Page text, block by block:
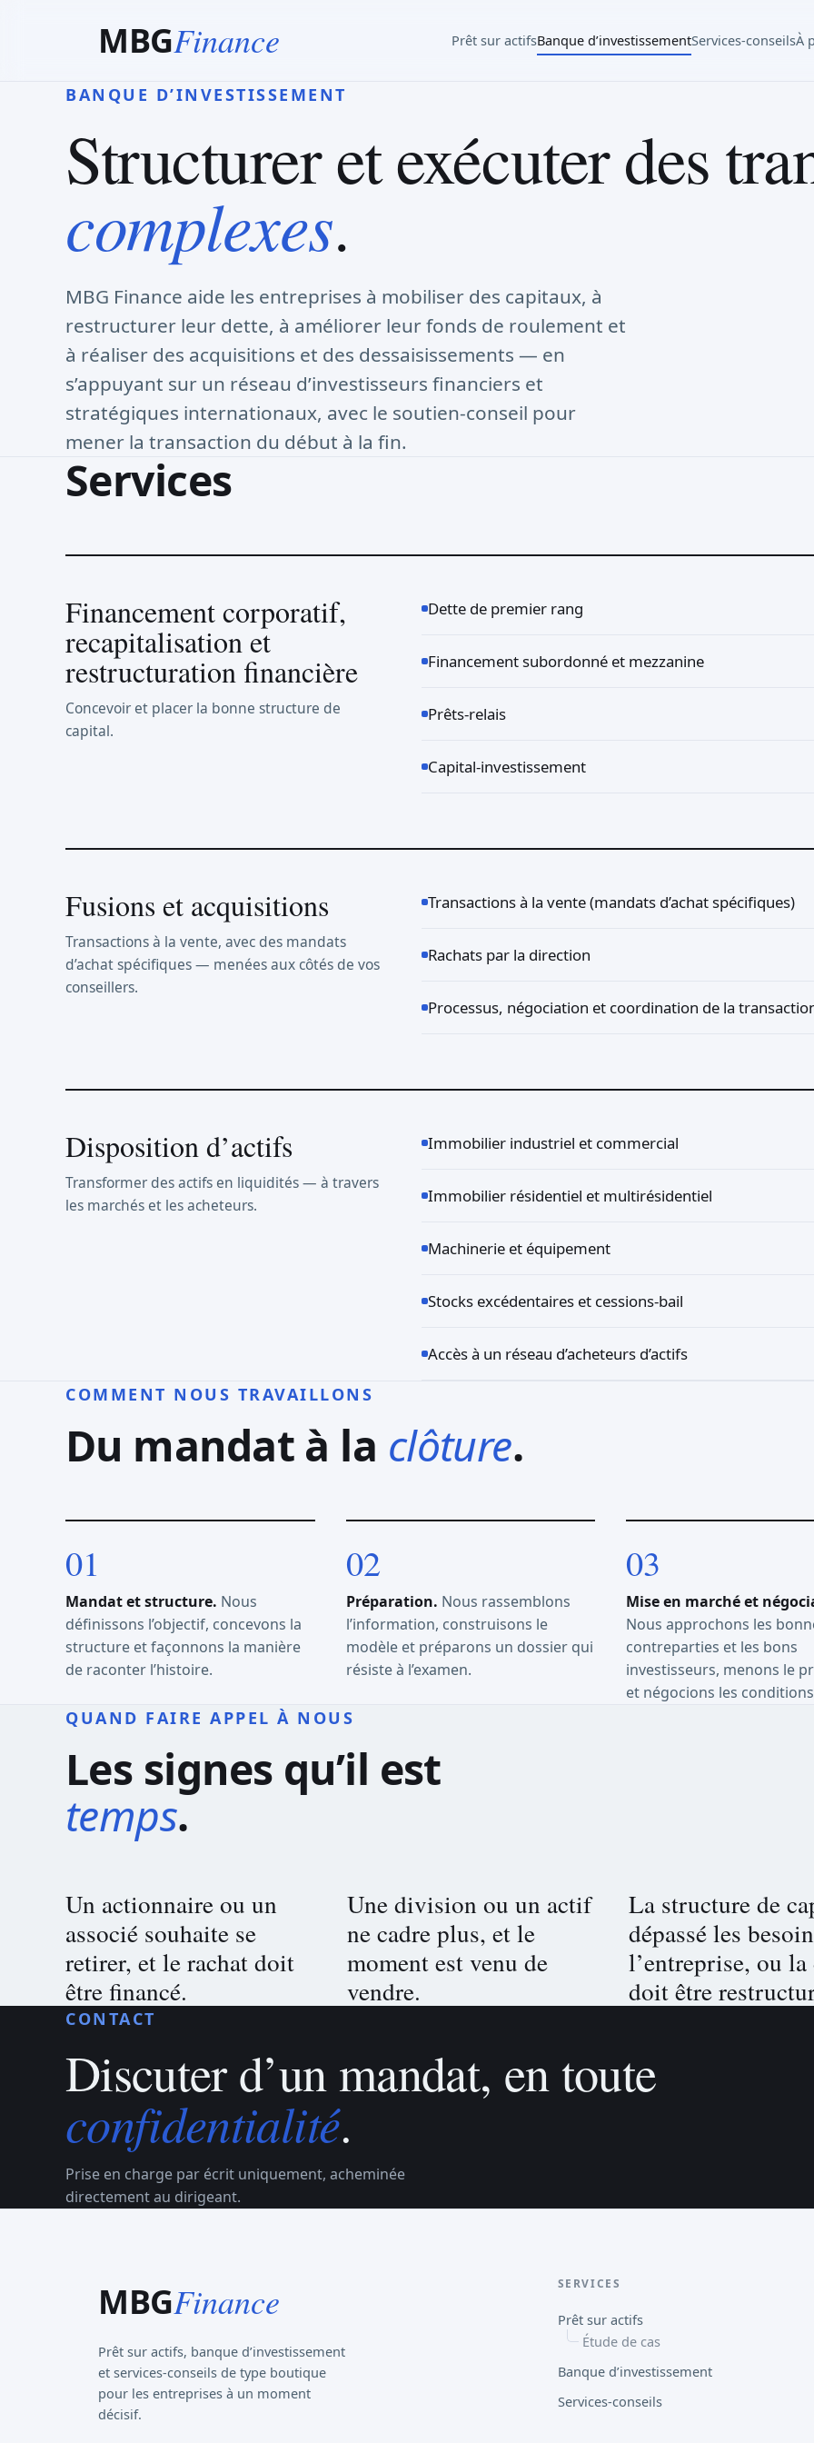
MBGFinance Prêt sur actifsBanque d’investissementServices-conseilsÀ
BANQUE D’INVESTISSEMENT
Structurer et exécuter des
complexes.
MBG Finance aide les entreprises à mobiliser des capitaux, à
restructurer leur dette, à améliorer leur fonds de roulement et
à réaliser des acquisitions et des dessaisissements — en
s’appuyant sur un réseau d’investisseurs financiers et
stratégiques internationaux, avec le soutien-conseil pour
mener la transaction du début à la fin.
Services
Financement corporatif,
recapitalisation et
restructuration financière
Concevoir et placer la bonne structure de
capital.
Dette de premier rang
Financement subordonné et mezzanine
Prêts-relais
Capital-investissement
Fusions et acquisitions
Transactions à la vente, avec des mandats
d’achat spécifiques — menées aux côtés de vos
conseillers.
Transactions à la vente (mandats d’achat spécifiques)
Rachats par la direction
Processus, négociation et coordination de la
Disposition d’actifs
Transformer des actifs en liquidités — à travers
les marchés et les acheteurs.
Immobilier industriel et commercial
Immobilier résidentiel et multirésidentiel
Machinerie et équipement
Stocks excédentaires et cessions-bail
Accès à un réseau d’acheteurs d’actifs
COMMENT NOUS TRAVAILLONS
Du mandat à la clôture.
Mandat et structure. Nous
définissons l’objectif, concevons la
structure et façonnons la manière
de raconter l’histoire.
Préparation. Nous rassemblons
l’information, construisons le
modèle et préparons un dossier qui
résiste à l’examen.
Mise en marché et
Nous approchons les
contreparties et les bons
investisseurs, menons le
et négocions les
QUAND FAIRE APPEL À NOUS
Les signes qu’il est
temps.
Un actionnaire ou un
associé souhaite se
retirer, et le rachat doit
être financé.
Une division ou un actif
ne cadre plus, et le
moment est venu de
vendre.
La structure de
dépassé les
l’entreprise, ou la
doit être
CONTACT
Discuter d’un mandat, en toute
confidentialité.
Prise en charge par écrit uniquement, acheminée
directement au dirigeant.
MBGFinance
Prêt sur actifs, banque d’investissement
et services-conseils de type boutique
pour les entreprises à un moment
décisif.
SERVICES
Prêt sur actifs
Étude de cas
Banque d’investissement
Services-conseils